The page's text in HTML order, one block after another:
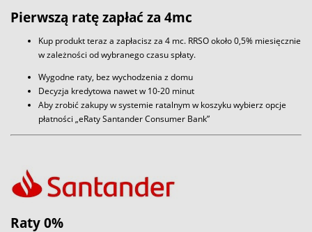
Pierwszą ratę zapłać za 4mc
Kup produkt teraz a zapłacisz za 4 mc. RRSO około 0,5% miesięcznie
w zależności od wybranego czasu spłaty.
Wygodne raty, bez wychodzenia z domu
Decyzja kredytowa nawet w 10-20 minut
Aby zrobić zakupy w systemie ratalnym w koszyku wybierz opcje
płatności „eRaty Santander Consumer Bank”
Raty 0%